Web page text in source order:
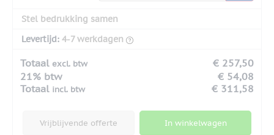
Stel bedrukking samen
Levertijd: 4-7 werkdagen
Totaal excl. btw
€ 257,50
21% btw
€ 54,08
Totaal incl. btw € 311,58
Vrijblijvende offerte In winkelwagen